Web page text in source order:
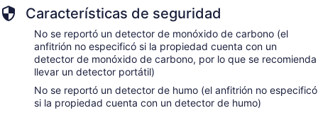
Características de seguridad
No se reportó un detector de monóxido de carbono (el
anfitrión no especificó si la propiedad cuenta con un
detector de monóxido de carbono, por lo que se recomienda
llevar un detector portátil)
No se reportó un detector de humo (el anfitrión no especificó
si la propiedad cuenta con un detector de humo)